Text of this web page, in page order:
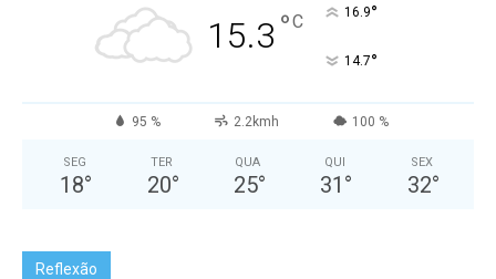
15.3 °C 16.9°
14.7°
95 % 2.2kmh 100 %
SEG
18°
TER
20°
QUA
25°
QUI
31 °
SEX
32°
Reflexão